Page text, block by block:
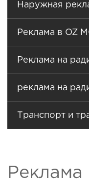
Наружная
Реклама в OZ
Реклама на
реклама на
Транспорт и
Реклама